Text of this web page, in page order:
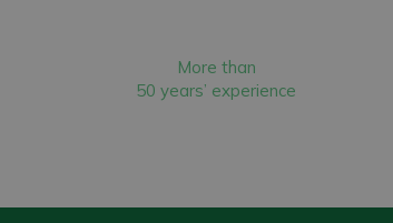
More than
50 years’ experience